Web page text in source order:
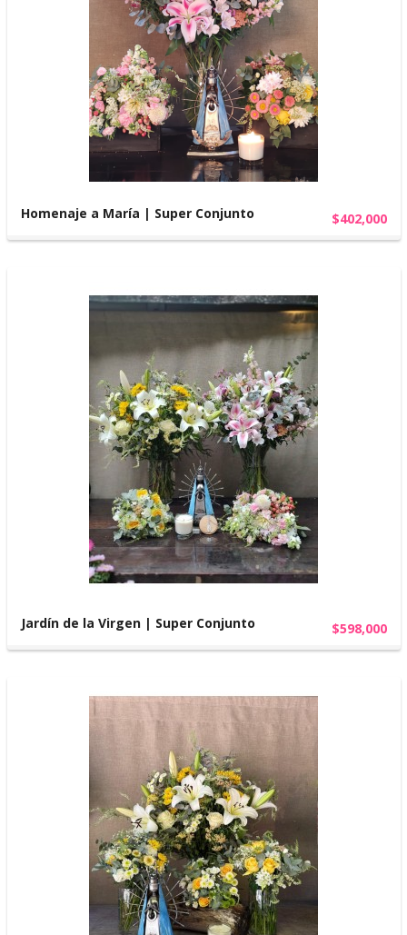
Homenaje a María | Super Conjunto $402,000
Jardín de la Virgen | Super Conjunto $598,000